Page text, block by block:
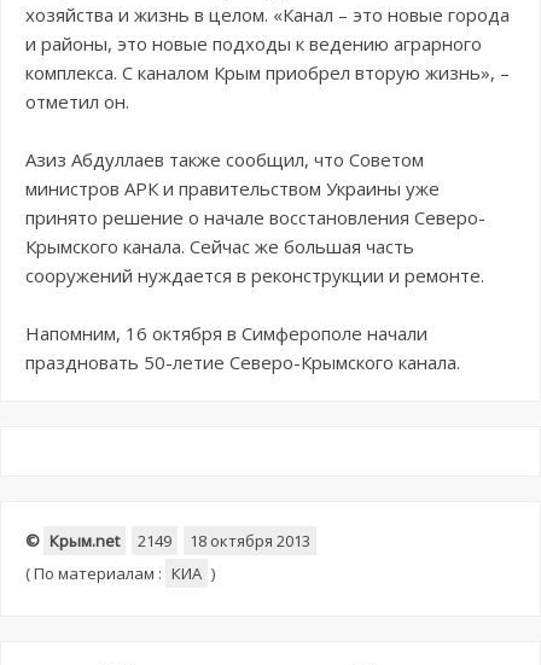
хозяйства и жизнь в целом. «Канал – это новые города
и районы, это новые подходы к ведению аграрного
комплекса. С каналом Крым приобрел вторую жизнь», –
отметил он.
Азиз Абдуллаев также сообщил, что Советом
министров АРК и правительством Украины уже
принято решение о начале восстановления Северо-
Крымского канала. Сейчас же большая часть
сооружений нуждается в реконструкции и ремонте.
Напомним, 16 октября в Симферополе начали
праздновать 50-летие Северо-Крымского канала.
© Крым.net 2149
18 октября 2013
(По материалам : КИА )